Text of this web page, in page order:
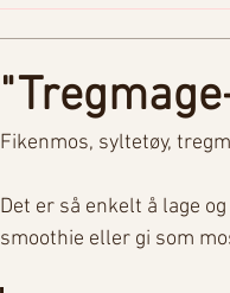
Fikenmos, syltetøy,
Det er så enkelt å lage
smoothie eller gi som